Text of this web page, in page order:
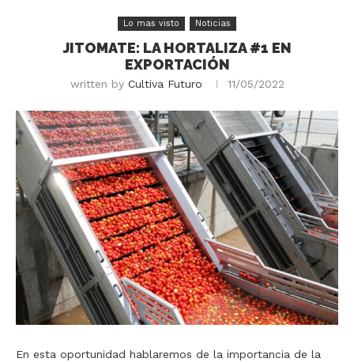
Lo mas visto Noticias
JITOMATE: LA HORTALIZA #1 EN
EXPORTACIÓN
written by Cultiva Futuro 11/05/2022
En esta oportunidad hablaremos de la importancia de la